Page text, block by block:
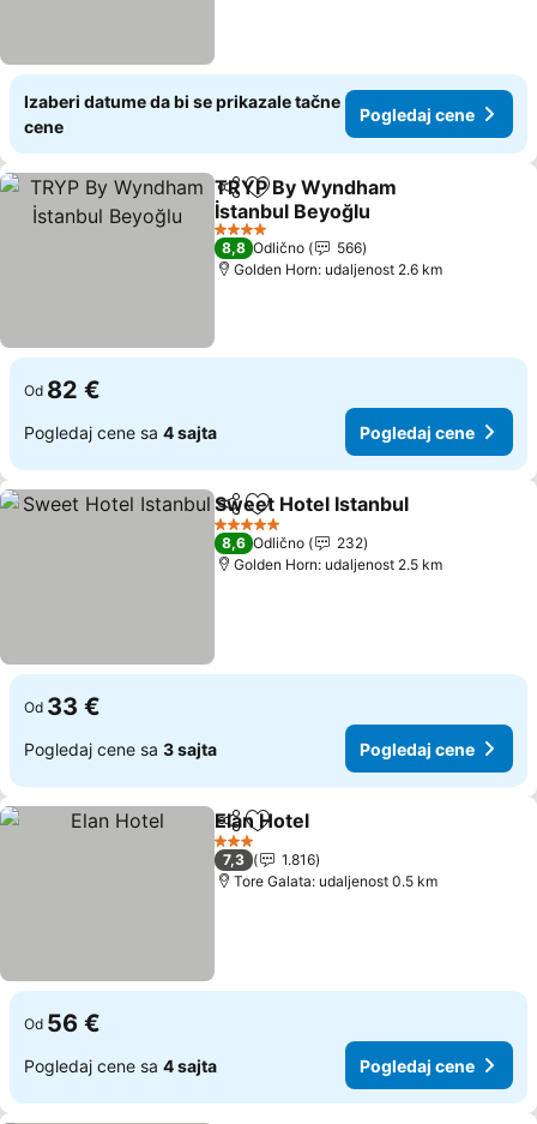
Izaberi datume da bi se prikazale tačne
cene
Pogledaj cene
Deli Dodati u favorite
TRYP By Wyndham
İstanbul Beyoğlu
Pogledaj cene
4 Zvezdice
8,8 Odlično
566
Golden Horn: udaljenost 2.6 km
Od 82 €
Pogledaj cene sa 4 sajta Pogledaj cene
Deli Dodati u favorite
Sweet Hotel Istanbul
5 Zvezdice
8,6 Odlično
232
Golden Horn: udaljenost 2.5 km
Od 33 €
Pogledaj cene sa 3 sajta Pogledaj cene
Deli Dodati u favorite
Elan Hotel
3 Zvezdice
7,3
1.816
Tore Galata: udaljenost 0.5 km
Od 56 €
Pogledaj cene sa 4 sajta Pogledaj cene